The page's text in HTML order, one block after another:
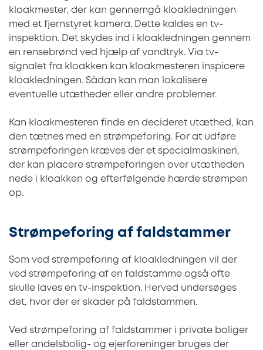
kloakmester, der kan gennemgå kloakledningen
med et fjernstyret kamera. Dette kaldes en tv-
inspektion. Det skydes ind i kloakledningen gennem
en rensebrønd ved hjælp af vandtryk. Via tv-
signalet fra kloakken kan kloakmesteren inspicere
kloakledningen. Sådan kan man lokalisere
eventuelle utætheder eller andre problemer.
Kan kloakmesteren finde en decideret utæthed, kan
den tætnes med en strømpeforing. For at udføre
strømpeforingen kræves der et specialmaskineri,
der kan placere strømpeforingen over utætheden
nede i kloakken og efterfølgende hærde strømpen
op.
Strømpeforing af faldstammer
Som ved strømpeforing af kloakledningen vil der
ved strømpeforing af en faldstamme også ofte
skulle laves en tv-inspektion. Herved undersøges
det, hvor der er skader på faldstammen.
Ved strømpeforing af faldstammer i private boliger
eller andelsbolig- og ejerforeninger bruges der